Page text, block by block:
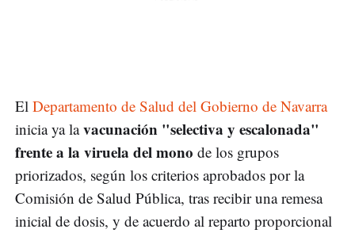
El Departamento de Salud del Gobierno de Navarra
inicia ya lavacunación "selectiva y escalonada"
frente a la viruela del mono de los grupos
priorizados, según los criterios aprobados por la
Comisión de Salud Pública, tras recibir una remesa
inicial de dosis, y de acuerdo al reparto proporcional